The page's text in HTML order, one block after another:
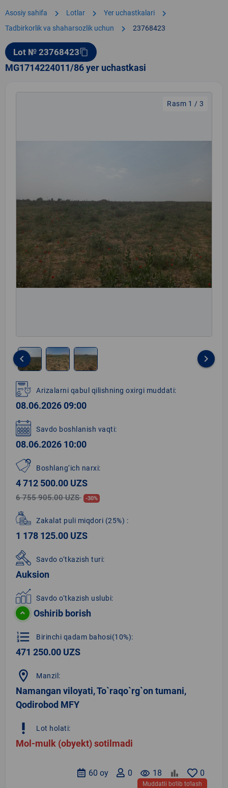
Asosiy sahifa chevron_right Lotlar chevron_right Yer uchastkalari chevron_right
Tadbirkorlik va shaharsozlik uchun chevron_right 23768423
Lot № 23768423content_copy
MG1714224011/86 yer uchastkasi
Rasm 1 / 3
1
of
3
keyboard_arrow_left keyboard_arrow_right
Arizalarni qabul qilishning oxirgi muddati:
08.06.2026 09:00
Savdo boshlanish vaqti:
08.06.2026 10:00
Boshlang‘ich narxi:
4 712 500.00 UZS
6 755 905.00 UZS -30%
Zakalat puli miqdori (25%) :
1 178 125.00 UZS
Savdo o‘tkazish turi:
Auksion
Savdo o‘tkazish uslubi:
Oshirib borish
format_list_numbered Birinchi qadam bahosi(10%):
471 250.00 UZS
location_on Manzil:
Namangan viloyati, To`raqo`rg`on tumani,
Qodirobod MFY
priority_high Lot holati:
Mol-mulk (obyekt) sotilmadi
0
remove_red_eye 18
0
60 oy
Muddatli bo‘lib to‘lash